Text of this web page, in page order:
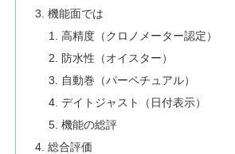
機能面では
高精度（クロノメーター認定）
防水性（オイスター）
自動巻（パーペチュアル）
デイトジャスト（日付表示）
機能の総評
総合評価